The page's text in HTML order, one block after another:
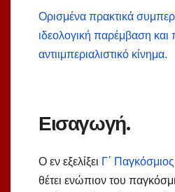
Ορισμένα πρακτικά
ιδεολογική παρέμβαση
αντιιμπεριαλιστικό κίνημα.
Εισαγωγή.
Ο εν εξελίξει Γ΄
θέτει ενώπιον του